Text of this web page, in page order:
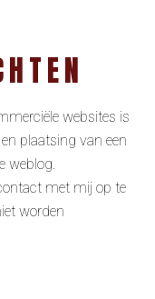
websites is
plaatsing van een
weblog.
met mij op te
worden